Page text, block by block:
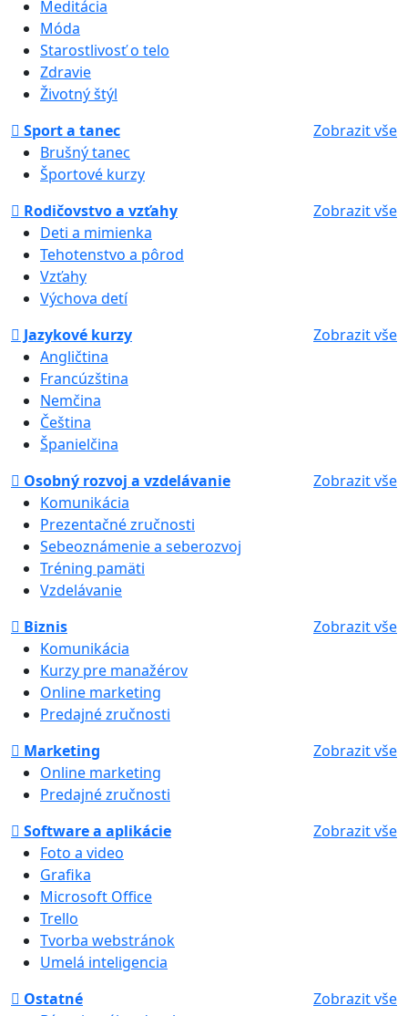
Meditácia
Móda
Starostlivosť o telo
Zdravie
Životný štýl
Sport a tanec
Zobrazit vše
Brušný tanec
Športové kurzy
Rodičovstvo a vzťahy
Zobrazit vše
Deti a mimienka
Tehotenstvo a pôrod
Vzťahy
Výchova detí
Jazykové kurzy
Zobrazit vše
Angličtina
Francúzština
Nemčina
Čeština
Španielčina
Osobný rozvoj a vzdelávanie
Zobrazit vše
Komunikácia
Prezentačné zručnosti
Sebeoznámenie a seberozvoj
Tréning pamäti
Vzdelávanie
Biznis
Zobrazit vše
Komunikácia
Kurzy pre manažérov
Online marketing
Predajné zručnosti
Marketing
Zobrazit vše
Online marketing
Predajné zručnosti
Software a aplikácie
Zobrazit vše
Foto a video
Grafika
Microsoft Office
Trello
Tvorba webstránok
Umelá inteligencia
Ostatné
Zobrazit vše